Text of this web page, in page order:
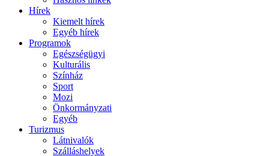
Hírek
Kiemelt hírek
Egyéb hírek
Programok
Egészségügyi
Kulturális
Színház
Sport
Mozi
Önkormányzati
Egyéb
Turizmus
Látnivalók
Szálláshelyek